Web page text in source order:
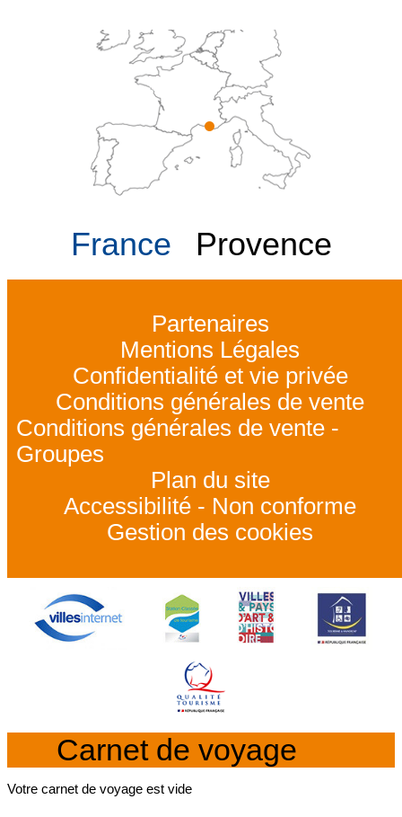
France Provence
Partenaires
Mentions Légales
Confidentialité et vie privée
Conditions générales de vente
Conditions générales de vente -
Groupes
Plan du site
Accessibilité - Non conforme
Gestion des cookies
Carnet de voyage
Votre carnet de voyage est vide